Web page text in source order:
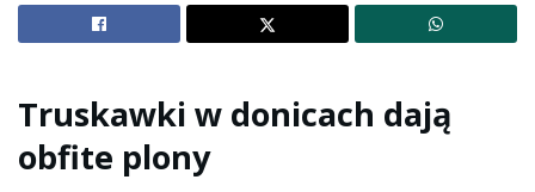
Truskawki w donicach dają
obfite plony